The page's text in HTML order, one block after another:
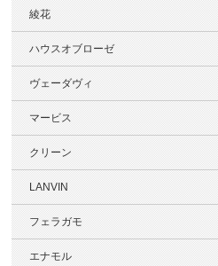
綾花
ハウスオブローゼ
ヴェーダヴィ
マービス
クリーン
LANVIN
フェラガモ
エナモル